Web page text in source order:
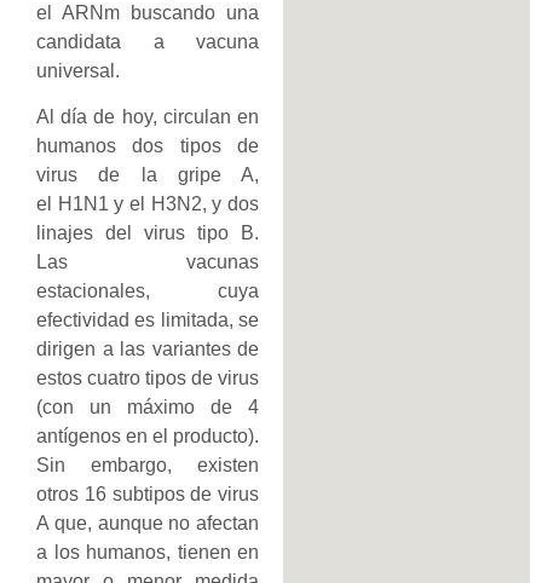
el ARNm buscando una
candidata a vacuna
universal.
Al día de hoy, circulan en
humanos dos tipos de
virus de la gripe A,
el H1N1 y el H3N2, y dos
linajes del virus tipo B.
Las vacunas
estacionales, cuya
efectividad es limitada, se
dirigen a las variantes de
estos cuatro tipos de virus
(con un máximo de 4
antígenos en el producto).
Sin embargo, existen
otros 16 subtipos de virus
A que, aunque no afectan
a los humanos, tienen en